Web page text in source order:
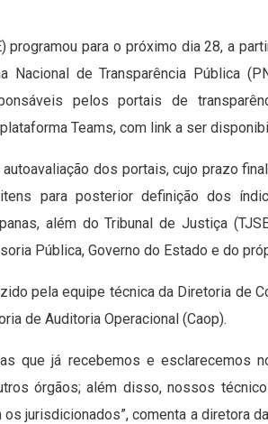
programou para o próximo dia 28, a
Nacional de Transparência Pública
pelos portais de
Teams, com link a ser
dos portais, cujo prazo
para posterior definição dos
além do Tribunal de Justiça
Pública, Governo do Estado e do
pela equipe técnica da Diretoria de
de Auditoria Operacional (Caop).
que já recebemos e esclarecemos
órgãos; além disso, nossos
jurisdicionados”, comenta a diretora